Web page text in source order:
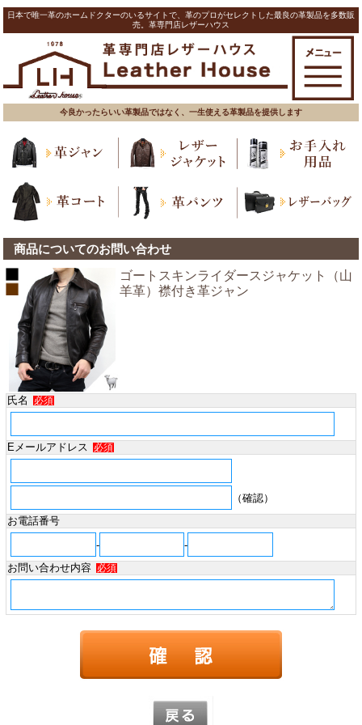
日本で唯一革のホームドクターのいるサイトで、革のプロがセレクトした最良の革製品を多数販
売。革専門店レザーハウス
今良かったらいい革製品ではなく、一生使える革製品を提供します
商品についてのお問い合わせ
ゴートスキンライダースジャケット（山
羊革）襟付き革ジャン
氏名 必須
Eメールアドレス 必須
（確認）
お電話番号
-
-
お問い合わせ内容
必須